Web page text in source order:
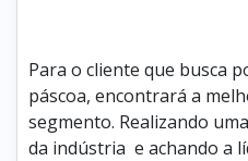
Para o cliente que busca
páscoa, encontrará a
segmento. Realizando
da indústria e achando a